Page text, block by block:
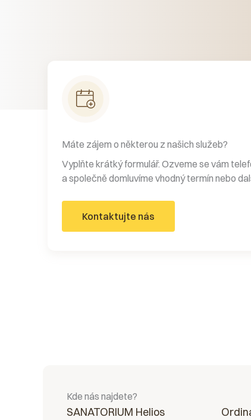
Máte zájem o některou z našich služeb?
Vyplňte krátký formulář. Ozveme se vám
a společně domluvíme vhodný termín nebo
Kontaktujte nás
Kde nás najdete?
SANATORIUM Helios